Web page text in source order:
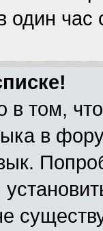
один
в том,
в